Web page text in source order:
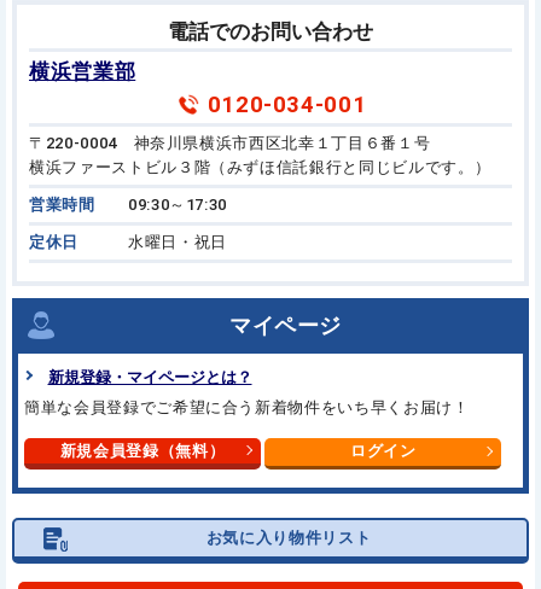
電話でのお問い合わせ
横浜営業部
0120-034-001
〒220-0004 神奈川県横浜市西区北幸１丁目６番１号
横浜ファーストビル３階（みずほ信託銀行と同じビルです。）
営業時間 09:30～17:30
定休日 水曜日・祝日
マイページ
新規登録・マイページとは？
簡単な会員登録でご希望に合う新着物件をいち早くお届け！
新規会員登録（無料） ログイン
お気に入り物件リスト